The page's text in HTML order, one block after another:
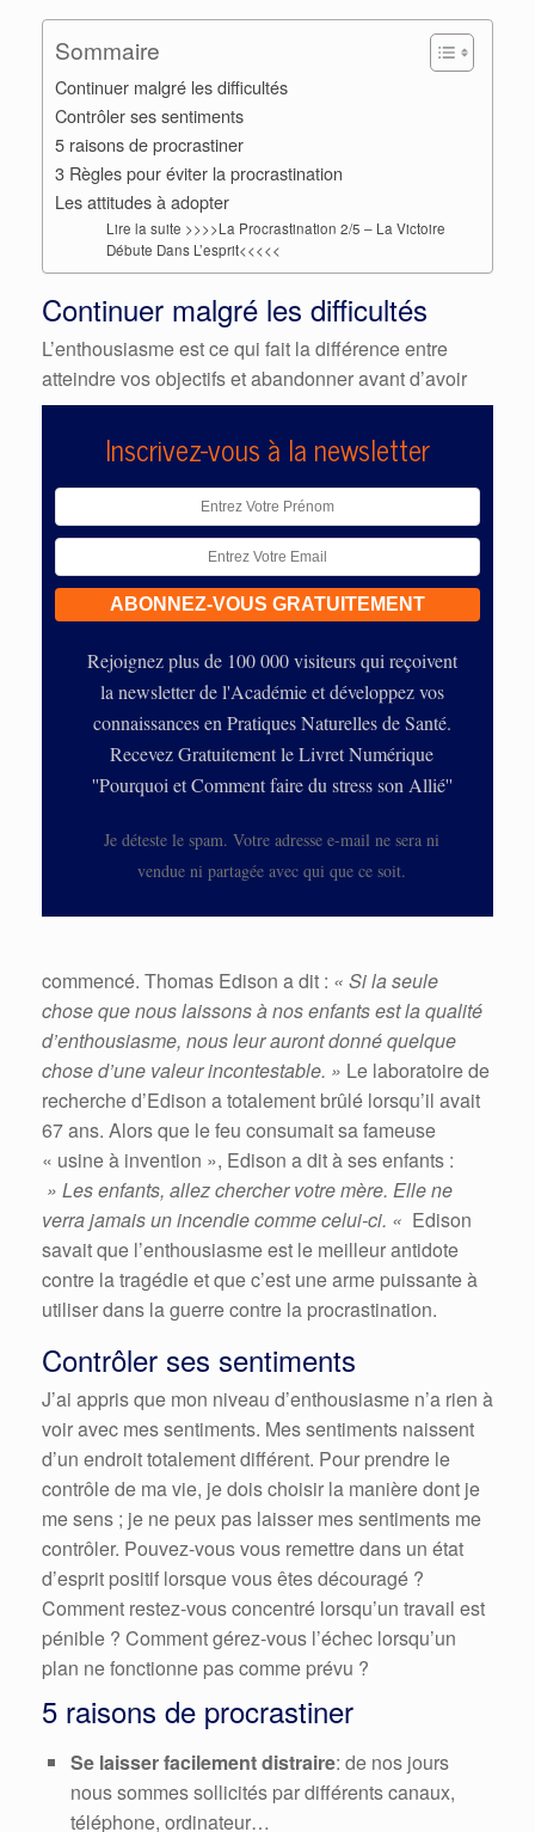
Sommaire
Continuer malgré les difficultés
Contrôler ses sentiments
5 raisons de procrastiner
3 Règles pour éviter la procrastination
Les attitudes à adopter
Lire la suite >>>>La Procrastination 2/5 – La Victoire
Débute Dans L’esprit<<<<<
Continuer malgré les difficultés
L’enthousiasme est ce qui fait la différence entre
atteindre vos objectifs et abandonner avant d’avoir
Inscrivez-vous à la newsletter
Rejoignez plus de 100 000 visiteurs qui reçoivent
la newsletter de l'Académie et développez vos
connaissances en Pratiques Naturelles de Santé.
Recevez Gratuitement le Livret Numérique
''Pourquoi et Comment faire du stress son Allié''
Je déteste le spam. Votre adresse e-mail ne sera ni
vendue ni partagée avec qui que ce soit.
commencé. Thomas Edison a dit : « Si la seule
chose que nous laissons à nos enfants est la qualité
d’enthousiasme, nous leur auront donné quelque
chose d’une valeur incontestable. » Le laboratoire de
recherche d’Edison a totalement brûlé lorsqu’il avait
67 ans. Alors que le feu consumait sa fameuse
« usine à invention », Edison a dit à ses enfants :
» Les enfants, allez chercher votre mère. Elle ne
verra jamais un incendie comme celui-ci. « Edison
savait que l’enthousiasme est le meilleur antidote
contre la tragédie et que c’est une arme puissante à
utiliser dans la guerre contre la procrastination.
Contrôler ses sentiments
J’ai appris que mon niveau d’enthousiasme n’a rien à
voir avec mes sentiments. Mes sentiments naissent
d’un endroit totalement différent. Pour prendre le
contrôle de ma vie, je dois choisir la manière dont je
me sens ; je ne peux pas laisser mes sentiments me
contrôler. Pouvez-vous vous remettre dans un état
d’esprit positif lorsque vous êtes découragé ?
Comment restez-vous concentré lorsqu’un travail est
pénible ? Comment gérez-vous l’échec lorsqu’un
plan ne fonctionne pas comme prévu ?
5 raisons de procrastiner
Se laisser facilement distraire: de nos jours
nous sommes sollicités par différents canaux,
téléphone, ordinateur…